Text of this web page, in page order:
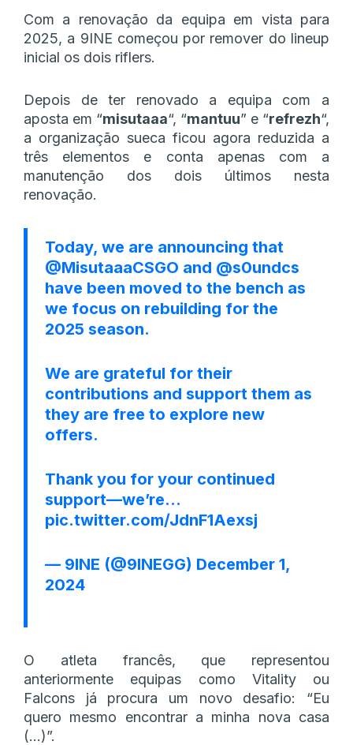
Com a renovação da equipa em vista para
2025, a 9INE começou por remover do lineup
inicial os dois riflers.
Depois de ter renovado a equipa com a
aposta em “misutaaa“, “mantuu” e “refrezh“,
a organização sueca ficou agora reduzida a
três elementos e conta apenas com a
manutenção dos dois últimos nesta
renovação.
Today, we are announcing that
@MisutaaaCSGO and @s0undcs
have been moved to the bench as
we focus on rebuilding for the
2025 season.
We are grateful for their
contributions and support them as
they are free to explore new
offers.
Thank you for your continued
support—we’re…
pic.twitter.com/JdnF1Aexsj
— 9INE (@9INEGG) December 1,
2024
O atleta francês, que representou
anteriormente equipas como Vitality ou
Falcons já procura um novo desafio: “Eu
quero mesmo encontrar a minha nova casa
(…)”.